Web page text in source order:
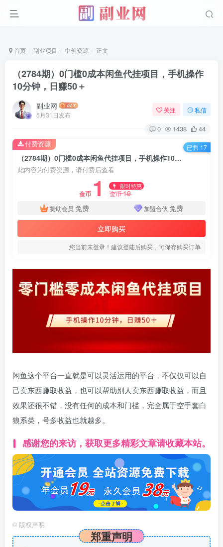
首页 副业项目 中创资源 正文
（2784期）0门槛0成本闲鱼代挂项目，手机操作
10分钟，日赚50＋
副业网
5月31日发布
关注 私信
0 1438 44
（2784期）0门槛0成本闲鱼代挂项目，手机操作10分钟，日赚50＋
此内容为付费资源，请付费后查看
金币 1 限时特惠
金币19
赞助会员 免费 加盟合伙 免费
立即购买
您当前未登录！建议登陆后购买，可保存购买订单
付费资源 已售 17
闲鱼这个平台一直就是可以灵活运用的平台，不仅仅可以自
己卖东西赚取收益，也可以帮助别人卖东西赚取收益，而且
效果还很不错，没有任何的成本和门槛，完全属于空手套白
狼系类，号多收益也就越多。
感谢您的来访，获取更多精彩文章请收藏本站。
© 版权声明
郑重声明